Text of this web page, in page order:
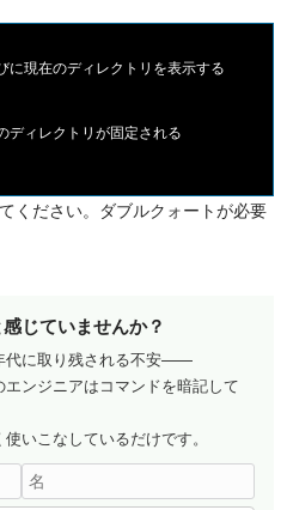
現在のディレクトリを表示する
ディレクトリが固定される
ください。ダブルクォートが必要
じていませんか？
代に取り残される不安——
ンジニアはコマンドを暗記して
いこなしているだけです。